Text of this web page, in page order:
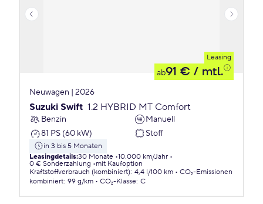
Leasing
ab91 € / mtl.
Neuwagen | 2026
Suzuki Swift 1.2 HYBRID MT Comfort
Benzin
Manuell
81 PS (60 kW)
Stoff
in 3 bis 5 Monaten
Leasingdetails:30 Monate 10.000 km/Jahr
0 € Sonderzahlung
mit Kaufoption
Kraftstoffverbrauch (kombiniert): 4,4 l/100 km
CO₂-Emissionen
kombiniert: 99 g/km CO₂-Klasse: C